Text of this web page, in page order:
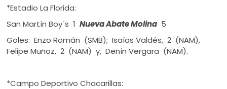
*Estadio La Florida:
San Martín Boy´s 1Nueva Abate Molina 5
Goles: Enzo Román (SMB); Isaías Valdés, 2 (NAM),
Felipe Muñoz, 2 (NAM) y, Denín Vergara (NAM).
*Campo Deportivo Chacarillas: